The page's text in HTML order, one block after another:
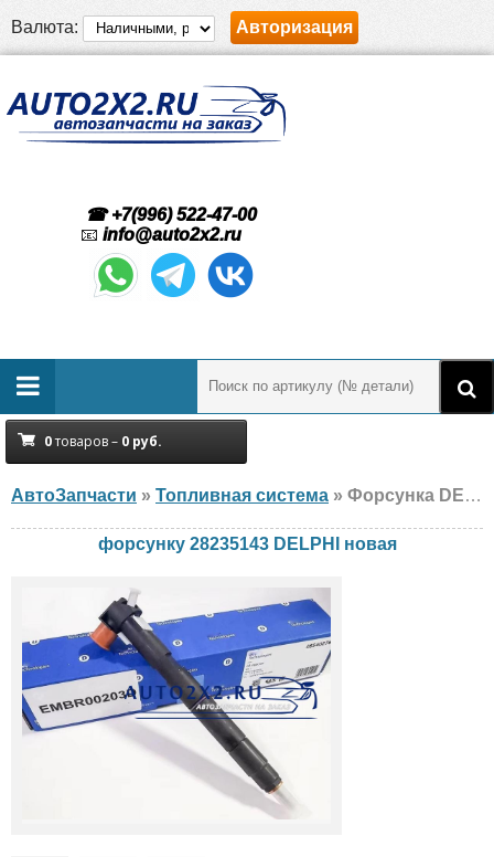
Валюта: Авторизация
☎ +7(996) 522-47-00
📧 info@auto2x2.ru
0товаров – 0 руб.
АвтоЗапчасти » Топливная система » Форсунка DELPHI 28235143 Hyundai, KIA, новая
форсунку 28235143 DELPHI новая